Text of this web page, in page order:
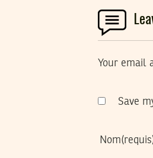
Your email
Save
Nom